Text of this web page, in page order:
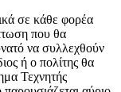
σε κάθε φορέα
που θα
να συλλεχθούν
ή ο πολίτης θα
Τεχνητής